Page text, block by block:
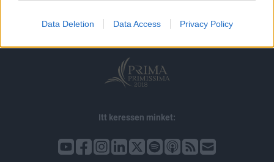
Data Deletion Data Access Privacy Policy
kommentkezelés
ÁSZF
Itt keressen minket: